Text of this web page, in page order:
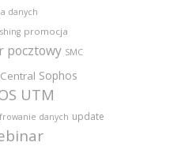
danych
promocja
pocztowy SMC
Sophos
UTM
danych update